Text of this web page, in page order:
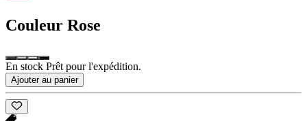
Couleur Rose
En stock Prêt pour l'expédition.
Ajouter au panier